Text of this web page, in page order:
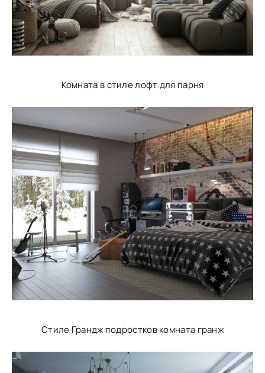
Комната в стиле лофт для парня
Стиле Грандж подростков комната гранж